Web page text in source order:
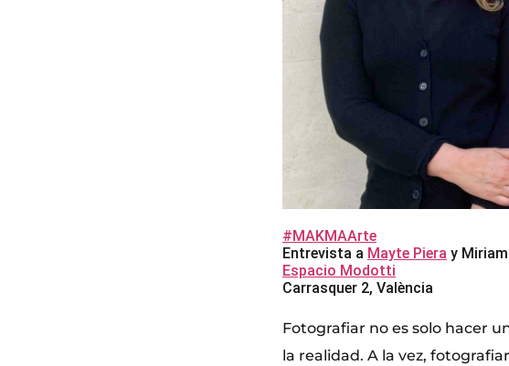
#MAKMAArte
Entrevista a Mayte Piera y
Espacio Modotti
Carrasquer 2, València
Fotografiar no es solo hacer
la realidad. A la vez,